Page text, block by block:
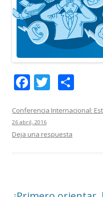
F
e
b
T
itt
er
m
Conferencia Internacional:
26 abril, 2016
Deja una respuesta